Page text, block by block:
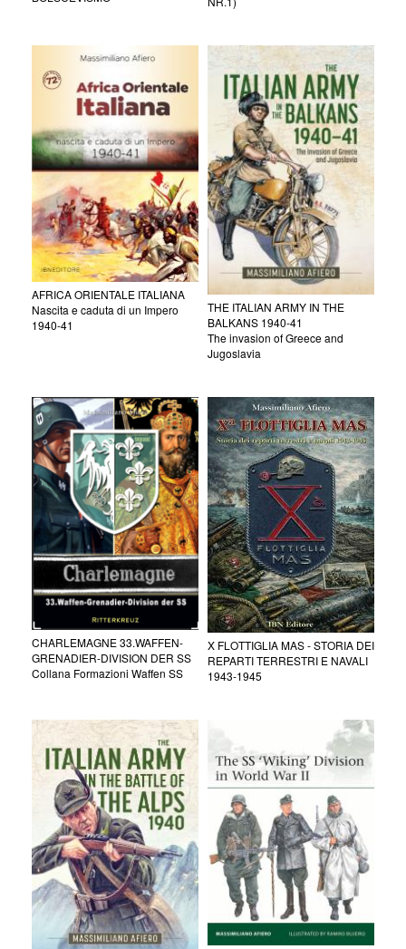
AFRICA ORIENTALE ITALIANA
Nascita e caduta di un Impero
1940-41
THE ITALIAN ARMY IN THE
BALKANS 1940-41
The invasion of Greece and
Jugoslavia
CHARLEMAGNE 33.WAFFEN-
GRENADIER-DIVISION DER SS
Collana Formazioni Waffen SS
X FLOTTIGLIA MAS - STORIA DEI
REPARTI TERRESTRI E NAVALI
1943-1945